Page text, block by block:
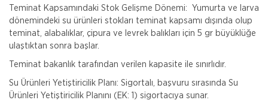
Teminat Kapsamındaki Stok Gelişme Dönemi: Yumurta ve larva
dönemindeki su ürünleri stokları teminat kapsamı dışında olup
teminat, alabalıklar, çipura ve levrek balıkları için 5 gr büyüklüğe
ulaştıktan sonra başlar.
Teminat bakanlık tarafından verilen kapasite ile sınırlıdır.
Su Ürünleri Yetiştiricilik Planı: Sigortalı, başvuru sırasında Su
Ürünleri Yetiştiricilik Planını (EK: 1) sigortacıya sunar.